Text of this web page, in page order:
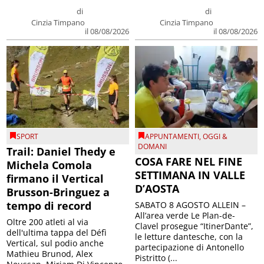
di
Cinzia Timpano
il 08/08/2026
di
Cinzia Timpano
il 08/08/2026
SPORT
Trail: Daniel Thedy e
Michela Comola
firmano il Vertical
Brusson-Bringuez a
tempo di record
Oltre 200 atleti al via
dell'ultima tappa del Défì
Vertical, sul podio anche
Mathieu Brunod, Alex
APPUNTAMENTI,OGGI &
DOMANI
COSA FARE NEL FINE
SETTIMANA IN VALLE
D’AOSTA
SABATO 8 AGOSTO ALLEIN –
All’area verde Le Plan-de-
Clavel prosegue “ItinerDante”,
le letture dantesche, con la
partecipazione di Antonello
Pistritto (...